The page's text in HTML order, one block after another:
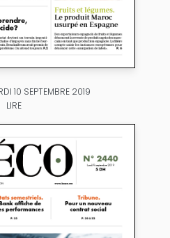
10 SEPTEMBRE 2019
LIRE